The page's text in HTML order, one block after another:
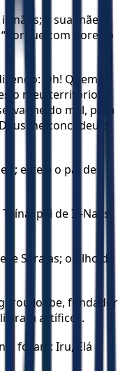
a sua mãe
com dores o
Oh! Quem
o meu território!
me do mal, para
lhe concedeu o
este é o pai de
pai de Ir-Naás;
e Seraías; o filho de
Joabe, fundador
eram artífices.
foram: Iru, Elá e